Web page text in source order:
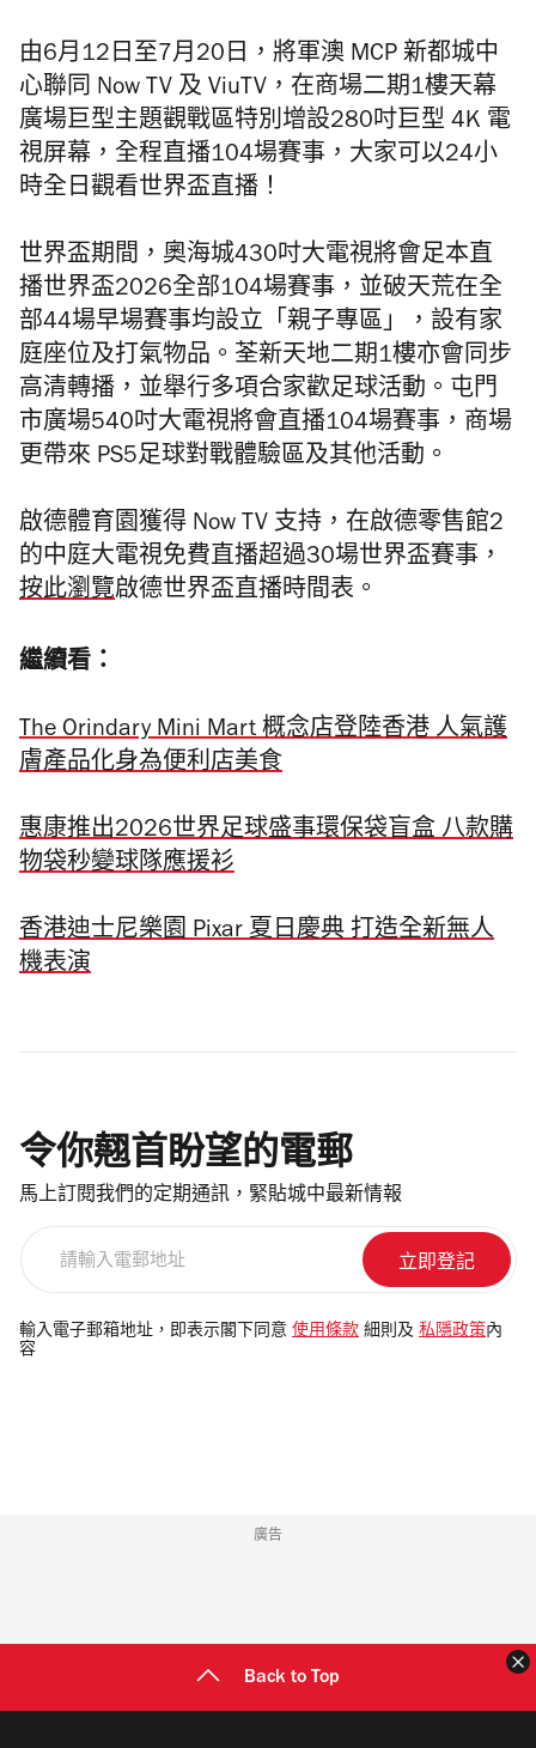
由6月12日至7月20日，將軍澳 MCP 新都城中
心聯同 Now TV 及 ViuTV，在商場二期1樓天幕
廣場巨型主題觀戰區特別增設280吋巨型 4K 電
視屏幕，全程直播104場賽事，大家可以24小
時全日觀看世界盃直播！
世界盃期間，奧海城430吋大電視將會足本直
播世界盃2026全部104場賽事，並破天荒在全
部44場早場賽事均設立「親子專區」，設有家
庭座位及打氣物品。荃新天地二期1樓亦會同步
高清轉播，並舉行多項合家歡足球活動。屯門
市廣場540吋大電視將會直播104場賽事，商場
更帶來 PS5足球對戰體驗區及其他活動。
啟德體育園獲得 Now TV 支持，在啟德零售館2
的中庭大電視免費直播超過30場世界盃賽事，
按此瀏覽啟德世界盃直播時間表。
繼續看：
The Orindary Mini Mart 概念店登陸香港 人氣護
膚產品化身為便利店美食
惠康推出2026世界足球盛事環保袋盲盒 八款購
物袋秒變球隊應援衫
香港迪士尼樂園 Pixar 夏日慶典 打造全新無人
機表演
令你翹首盼望的電郵
馬上訂閱我們的定期通訊，緊貼城中最新情報
電
郵
輸入電子郵箱地址，即表示閣下同意 使用條款 細則及 私隱政策 內
容
廣告
Back to Top